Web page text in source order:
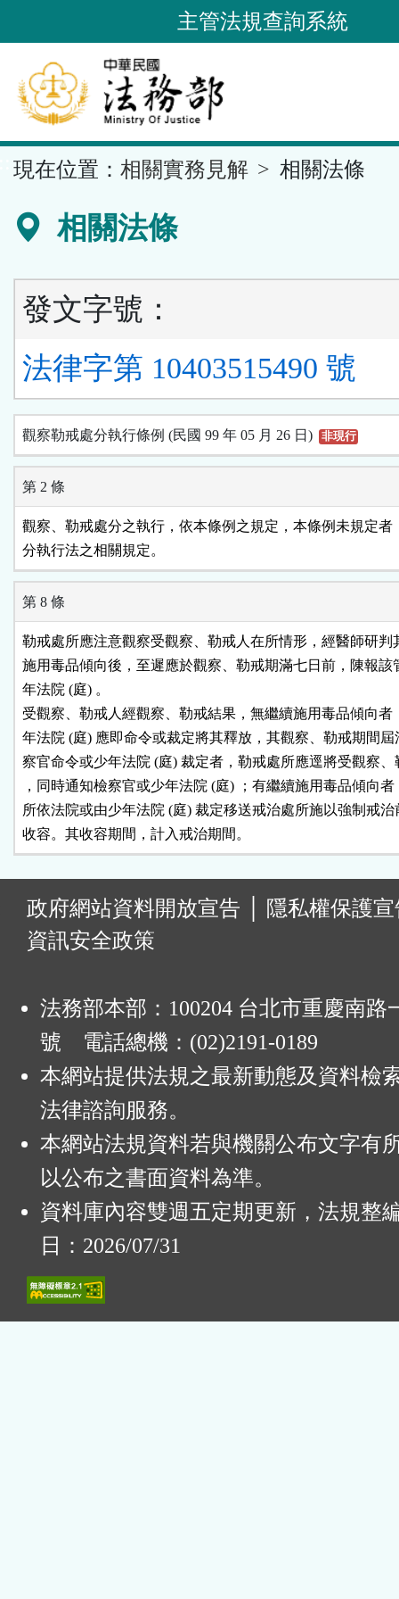
到
要
內
容
區
主管法規查詢系統
現在位置： 相關實務見解 相關法條
相關法條
發文字號：
法律字第 10403515490 號
觀察勒戒處分執行條例 (民國 99 年 05 月 26 日) 非現行
第 2 條
觀察、勒戒處分之執行，依本條例之規定，本條例未規定者
分執行法之相關規定。
第 8 條
勒戒處所應注意觀察受觀察、勒戒人在所情形，經醫師研判
施用毒品傾向後，至遲應於觀察、勒戒期滿七日前，陳報該
年法院 (庭) 。
受觀察、勒戒人經觀察、勒戒結果，無繼續施用毒品傾向者
年法院 (庭) 應即命令或裁定將其釋放，其觀察、勒戒期間屆
察官命令或少年法院 (庭) 裁定者，勒戒處所應逕將受觀察、
，同時通知檢察官或少年法院 (庭) ；有繼續施用毒品傾向
所依法院或由少年法院 (庭) 裁定移送戒治處所施以強制戒治
收容。其收容期間，計入戒治期間。
政府網站資料開放宣告
隱私權保護
資訊安全政策
法務部本部：100204 台北市重慶南路
號 電話總機：(02)2191-0189
本網站提供法規之最新動態及資料檢
法律諮詢服務。
本網站法規資料若與機關公布文字有
以公布之書面資料為準。
資料庫內容雙週五定期更新，法規整
日：2026/07/31